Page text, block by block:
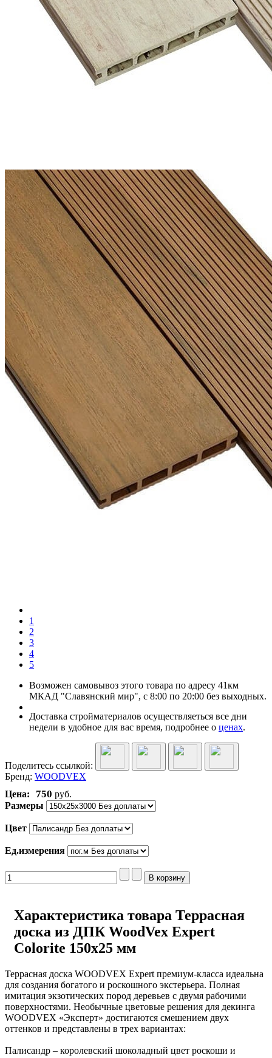
1
2
3
4
5
Возможен самовывоз этого товара по адресу 41км
МКАД "Славянский мир", с 8:00 по 20:00 без выходных.
Доставка стройматериалов осуществляеться все дни
недели в удобное для вас время, подробнее о ценах.
Поделитесь ссылкой:
Бренд: WOODVEX
Цена:
750 руб.
Размеры
Цвет
Ед.измерения
Характеристика товара Террасная
доска из ДПК WoodVex Expert
Colorite 150х25 мм
Террасная доска WOODVEX Expert премиум-класса идеальна
для создания богатого и роскошного экстерьера. Полная
имитация экзотических пород деревьев с двумя рабочими
поверхностями. Необычные цветовые решения для декинга
WOODVEX «Эксперт» достигаются смешением двух
оттенков и представлены в трех вариантах:
Палисандр – королевский шоколадный цвет роскоши и